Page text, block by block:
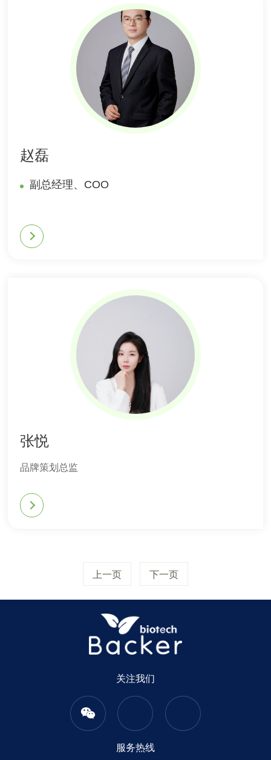
赵磊
副总经理、COO
张悦
品牌策划总监
上一页 下一页
关注我们
服务热线